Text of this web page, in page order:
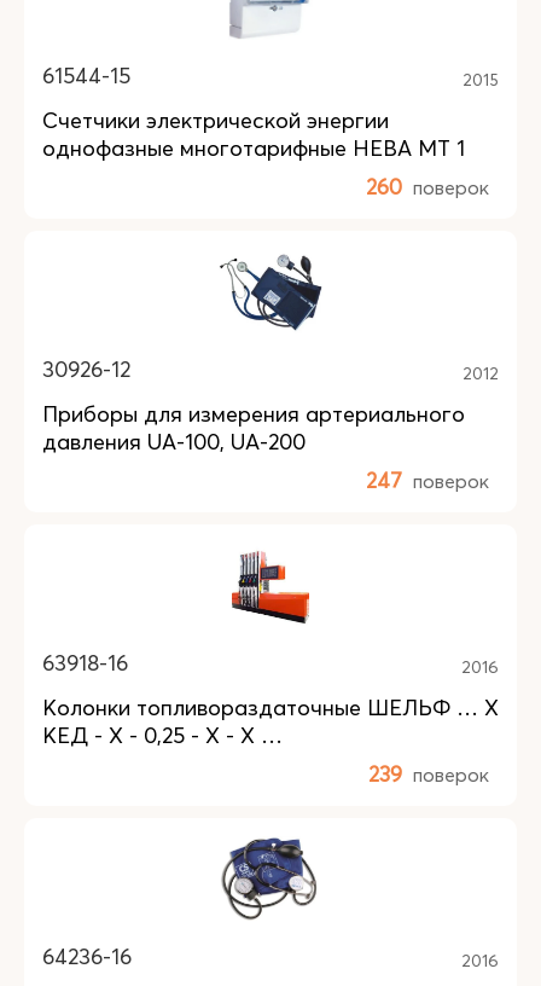
61544-15 2015
Счетчики электрической энергии
однофазные многотарифные НЕВА МТ 1
260 поверок
30926-12 2012
Приборы для измерения артериального
давления UA-100, UA-200
247 поверок
63918-16 2016
Колонки топливораздаточные ШЕЛЬФ … Х
КЕД - Х - 0,25 - Х - Х …
239 поверок
64236-16 2016